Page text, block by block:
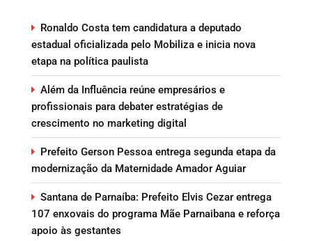
Ronaldo Costa tem candidatura a deputado
estadual oficializada pelo Mobiliza e inicia nova
etapa na política paulista
Além da Influência reúne empresários e
profissionais para debater estratégias de
crescimento no marketing digital
Prefeito Gerson Pessoa entrega segunda etapa da
modernização da Maternidade Amador Aguiar
Santana de Parnaíba: Prefeito Elvis Cezar entrega
107 enxovais do programa Mãe Parnaibana e reforça
apoio às gestantes